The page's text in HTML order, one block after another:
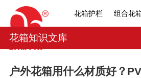
花箱护栏 组合花
花箱知识文库
户外花箱用什么材质好？